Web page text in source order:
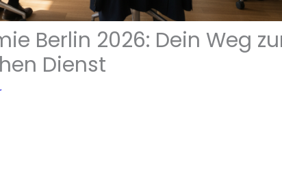
Berlin 2026: Dein Weg
Dienst